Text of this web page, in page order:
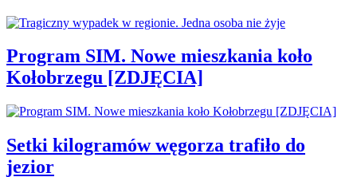
Program SIM. Nowe mieszkania koło
Kołobrzegu [ZDJĘCIA]
Setki kilogramów węgorza trafiło do
jezior